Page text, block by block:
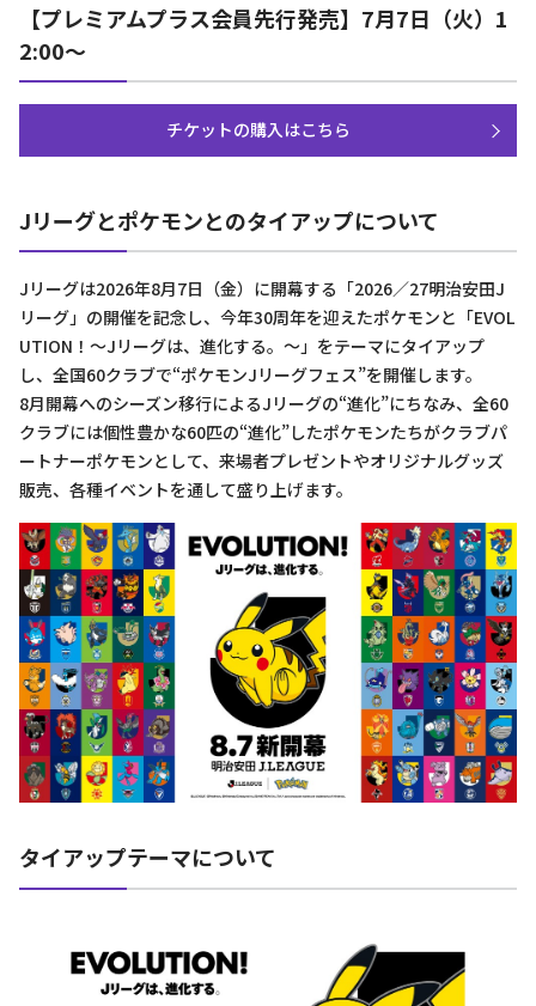
【プレミアムプラス会員先行発売】7月7日（火）1
2:00〜
チケットの購入はこちら
Jリーグとポケモンとのタイアップについて
Jリーグは2026年8月7日（金）に開幕する「2026／27明治安田J
リーグ」の開催を記念し、今年30周年を迎えたポケモンと「EVOL
UTION！～Jリーグは、進化する。～」をテーマにタイアップ
し、全国60クラブで“ポケモンJリーグフェス”を開催します。
8月開幕へのシーズン移行によるJリーグの“進化”にちなみ、全60
クラブには個性豊かな60匹の“進化”したポケモンたちがクラブパ
ートナーポケモンとして、来場者プレゼントやオリジナルグッズ
販売、各種イベントを通して盛り上げます。
タイアップテーマについて